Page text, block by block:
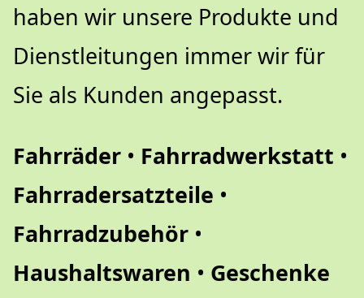
haben wir unsere Produkte und
Dienstleitungen immer wir für
Sie als Kunden angepasst.
Fahrräder • Fahrradwerkstatt •
Fahrradersatzteile •
Fahrradzubehör •
Haushaltswaren • Geschenke